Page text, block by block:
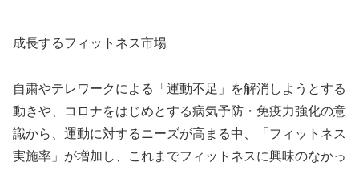
成長するフィットネス市場
自粛やテレワークによる「運動不足」を解消しようとする
動きや、コロナをはじめとする病気予防・免疫力強化の意
識から、運動に対するニーズが高まる中、「フィットネス
実施率」が増加し、これまでフィットネスに興味のなかっ